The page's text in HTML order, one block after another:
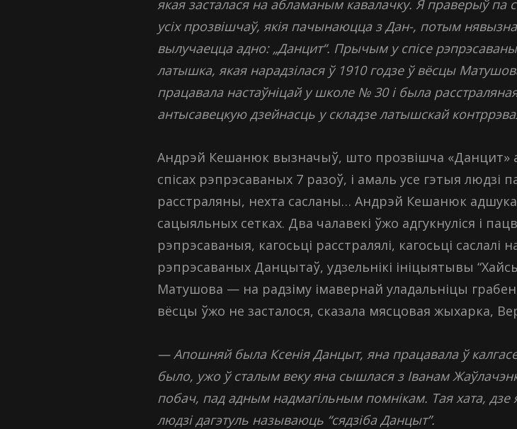
якая засталася на абламаным кавалачку. Я праверыў па
усіх прозвішчаў, якія пачынаюцца з Дан-, потым
вылучаецца адно: „Данцит“. Прычым у спісе
латышка, якая нарадзілася ў 1910 годзе ў вёсцы
працавала настаўніцай у школе № 30 і была
антысавецкую дзейнасць у складзе латышскай
Андрэй Кешанюк вызначыў, што прозвішча «Данцит»
спісах рэпрэсаваных 7 разоў, і амаль усе гэтыя людзі
расстраляны, нехта сасланы… Андрэй Кешанюк
сацыяльных сетках. Два чалавекі ўжо адгукнуліся і
рэпрэсаваныя, кагосьці расстралялі, кагосьці
рэпрэсаваных Данцытаў, удзельнікі ініцыятывы
Матушова — на радзіму імавернай уладальніцы
вёсцы ўжо не засталося, сказала мясцовая жыхарка,
— Апошняй была Ксенія Данцыт, яна працавала ў
было, ужо ў сталым веку яна сышлася з Іванам
побач, пад адным надмагільным помнікам. Тая хата, дзе
людзі дагэтуль называюць “сядзіба Данцыт”.